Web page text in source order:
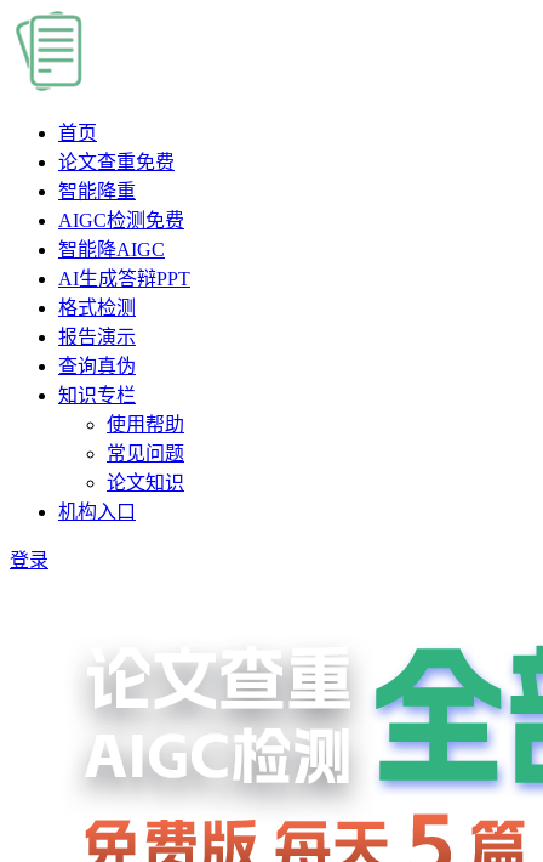
首页
论文查重免费
智能降重
AIGC检测 免费
智能降AIGC
AI生成答辩PPT
格式检测
报告演示
查询真伪
知识专栏
使用帮助
常见问题
论文知识
机构入口
登录